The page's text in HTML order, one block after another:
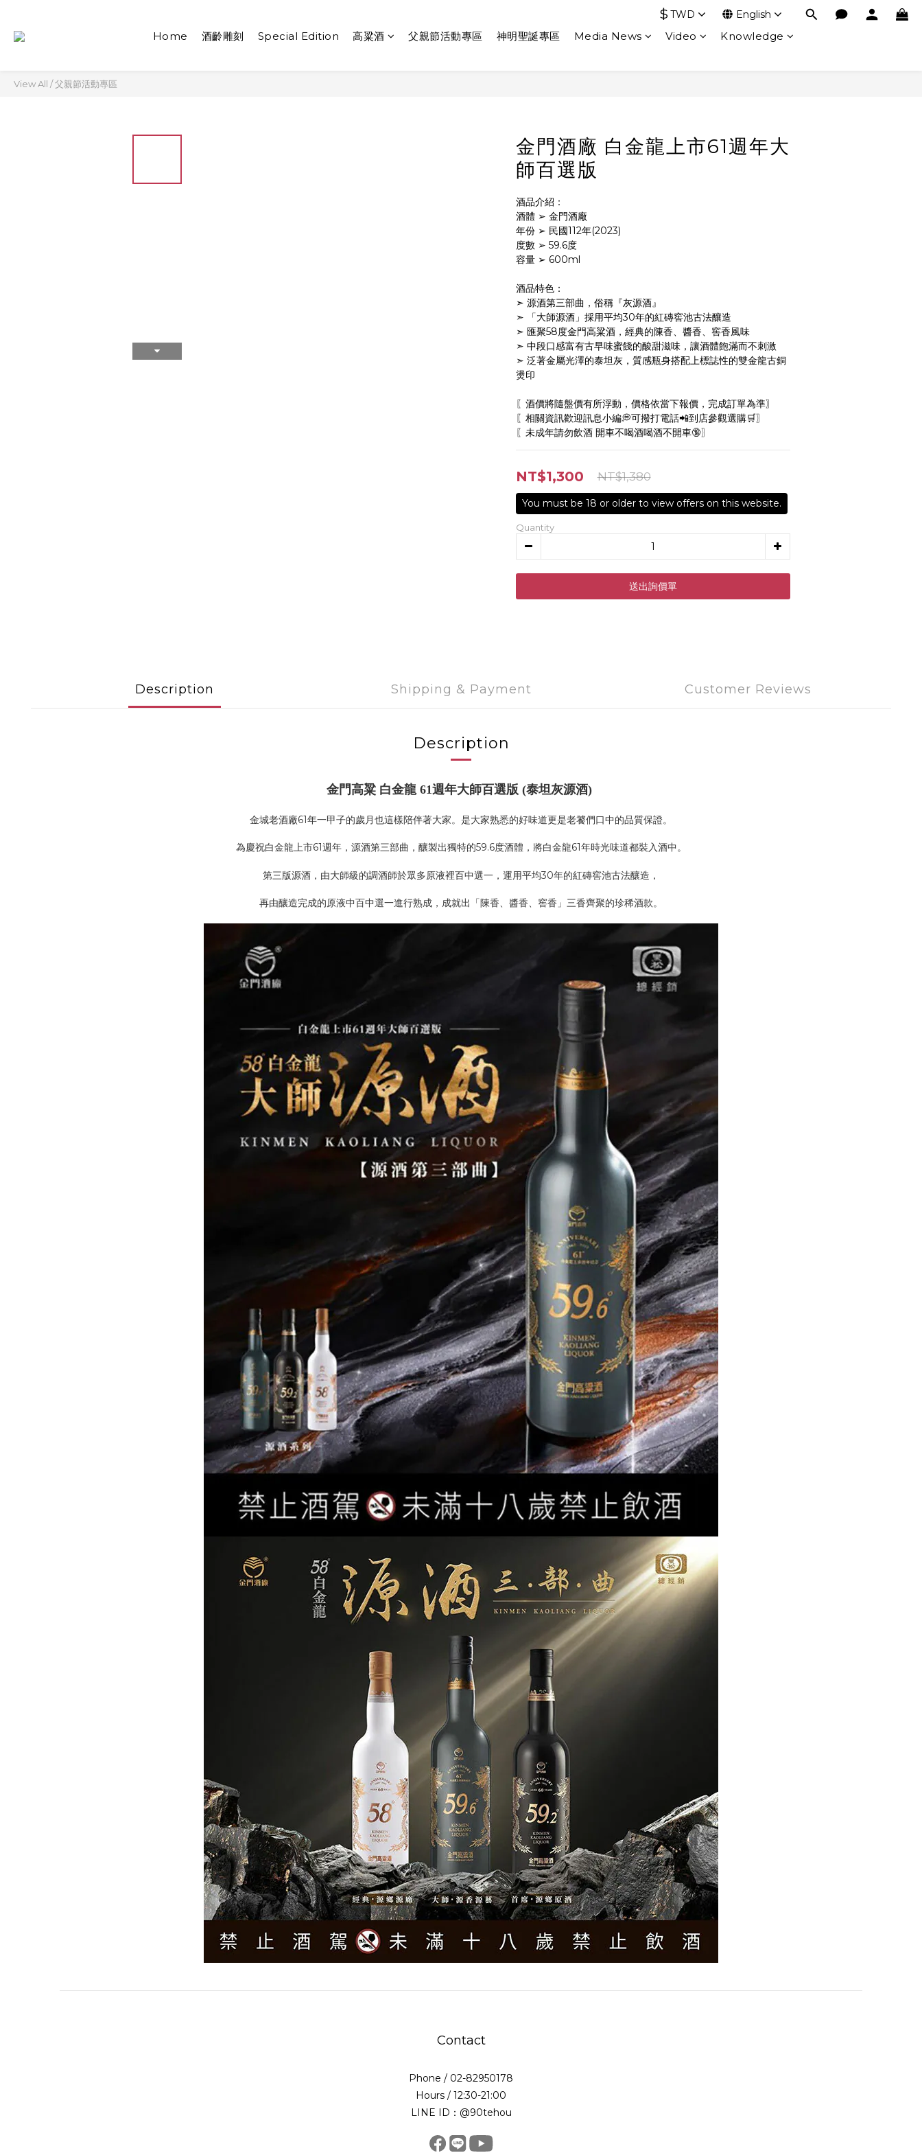
$ TWD English
Home 酒齡雕刻 Special Edition 高粱酒 父親節活動專區 神明聖誕專區 Media News Video Knowledge
View All /父親節活動專區
金門酒廠 白金龍上市61週年大
師百選版
酒品介紹：
酒體 ➢ 金門酒廠
年份 ➢ 民國112年(2023)
度數 ➢ 59.6度
容量 ➢ 600ml
酒品特色：
➣ 源酒第三部曲，俗稱『灰源酒』
➣ 「大師源酒」採用平均30年的紅磚窖池古法釀造
➣ 匯聚58度金門高粱酒，經典的陳香、醬香、窖香風味
➣ 中段口感富有古早味蜜餞的酸甜滋味，讓酒體飽滿而不刺激
➣ 泛著金屬光澤的泰坦灰，質感瓶身搭配上標誌性的雙金龍古銅
燙印
〖酒價將隨盤價有所浮動，價格依當下報價，完成訂單為準〗
〖相關資訊歡迎訊息小編💭可撥打電話📲到店參觀選購🛒〗
〖未成年請勿飲酒 開車不喝酒喝酒不開車🔞〗
NT$1,300 NT$1,380
Quantity
PREORDER NOW
Description Shipping & Payment Customer Reviews
Description
金門高粱 白金龍 61週年大師百選版 (泰坦灰源酒)
金城老酒廠61年一甲子的歲月也這樣陪伴著大家。是大家熟悉的好味道更是老饕們口中的品質保證。
為慶祝白金龍上市61週年，源酒第三部曲，釀製出獨特的59.6度酒體，將白金龍61年時光味道都裝入酒中。
第三版源酒，由大師級的調酒師於眾多原液裡百中選一，運用平均30年的紅磚窖池古法釀造，
再由釀造完成的原液中百中選一進行熟成，成就出「陳香、醬香、窖香」三香齊聚的珍稀酒款。
Contact
Phone / 02-82950178
Hours / 12:30-21:00
LINE ID：@90tehou